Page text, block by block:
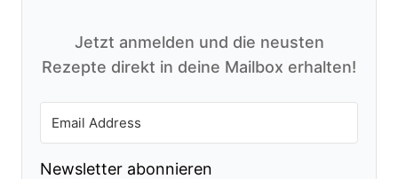
Jetzt anmelden und die neusten
Rezepte direkt in deine Mailbox erhalten!
Newsletter abonnieren